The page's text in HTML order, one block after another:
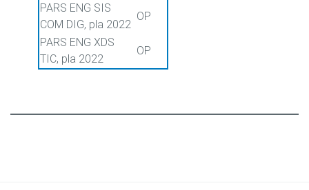
PARS ENG SIS
COM DIG, pla 2022
OP
PARS ENG XDS
TIC, pla 2022
OP